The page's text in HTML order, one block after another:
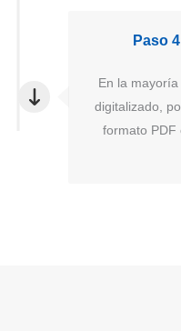
Paso
En la
digitalizado,
formato PDF